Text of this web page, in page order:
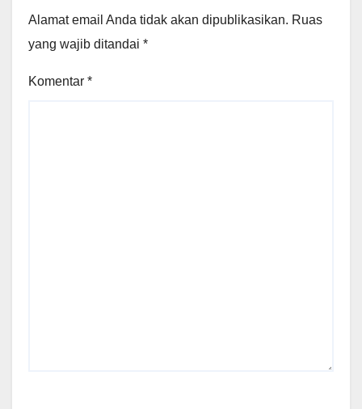
Alamat email Anda tidak akan dipublikasikan. Ruas
yang wajib ditandai *
Komentar *